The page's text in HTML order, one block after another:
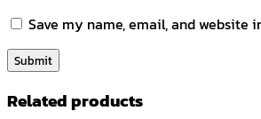
Save my name, email, and
Related products